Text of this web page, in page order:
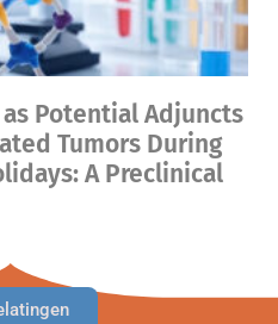
Potential Adjuncts
Tumors During
A Preclinical